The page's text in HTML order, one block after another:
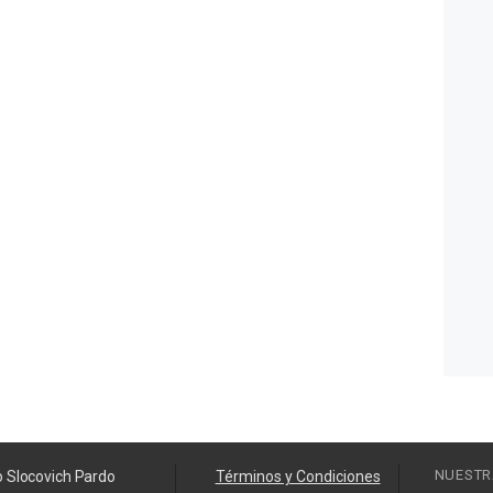
Slocovich Pardo Términos y Condiciones